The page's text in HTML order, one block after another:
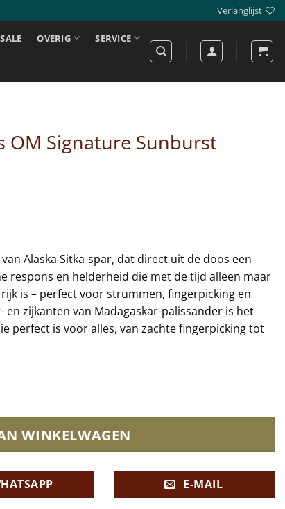
Verlanglijst
SALE OVERIG SERVICE
OM Signature Sunburst
Alaska Sitka-spar, dat direct uit de doos een
respons en helderheid die met de tijd alleen maar
is – perfect voor strummen, fingerpicking en
zijkanten van Madagaskar-palissander is het
perfect is voor alles, van zachte fingerpicking tot
WINKELWAGEN
E-MAIL